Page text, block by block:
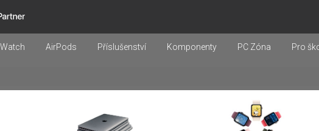
Watch AirPods Příslušenství Komponenty PC Zóna Pro